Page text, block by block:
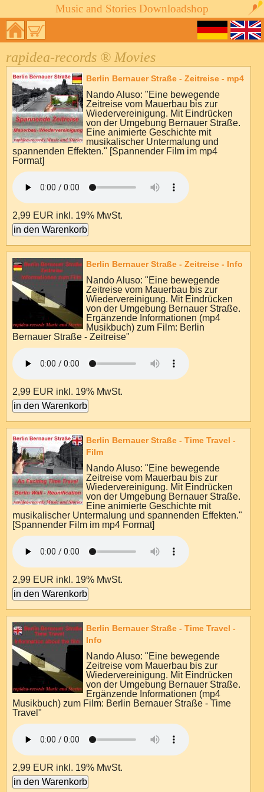
Music and Stories Downloadshop
rapidea-records ® Movies
Berlin Bernauer Straße - Zeitreise - mp4
Nando Aluso: "Eine bewegende
Zeitreise vom Mauerbau bis zur
Wiedervereinigung. Mit Eindrücken
von der Umgebung Bernauer Straße.
Eine animierte Geschichte mit
musikalischer Untermalung und
spannenden Effekten." [Spannender Film im mp4
Format]
2,99 EUR inkl. 19% MwSt.
Berlin Bernauer Straße - Zeitreise - Info
Nando Aluso: "Eine bewegende
Zeitreise vom Mauerbau bis zur
Wiedervereinigung. Mit Eindrücken
von der Umgebung Bernauer Straße.
Ergänzende Informationen (mp4
Musikbuch) zum Film: Berlin
Bernauer Straße - Zeitreise"
2,99 EUR inkl. 19% MwSt.
Berlin Bernauer Straße - Time Travel -
Film
Nando Aluso: "Eine bewegende
Zeitreise vom Mauerbau bis zur
Wiedervereinigung. Mit Eindrücken
von der Umgebung Bernauer Straße.
Eine animierte Geschichte mit
musikalischer Untermalung und spannenden Effekten."
[Spannender Film im mp4 Format]
2,99 EUR inkl. 19% MwSt.
Berlin Bernauer Straße - Time Travel -
Info
Nando Aluso: "Eine bewegende
Zeitreise vom Mauerbau bis zur
Wiedervereinigung. Mit Eindrücken
von der Umgebung Bernauer Straße.
Ergänzende Informationen (mp4
Musikbuch) zum Film: Berlin Bernauer Straße - Time
Travel"
2,99 EUR inkl. 19% MwSt.